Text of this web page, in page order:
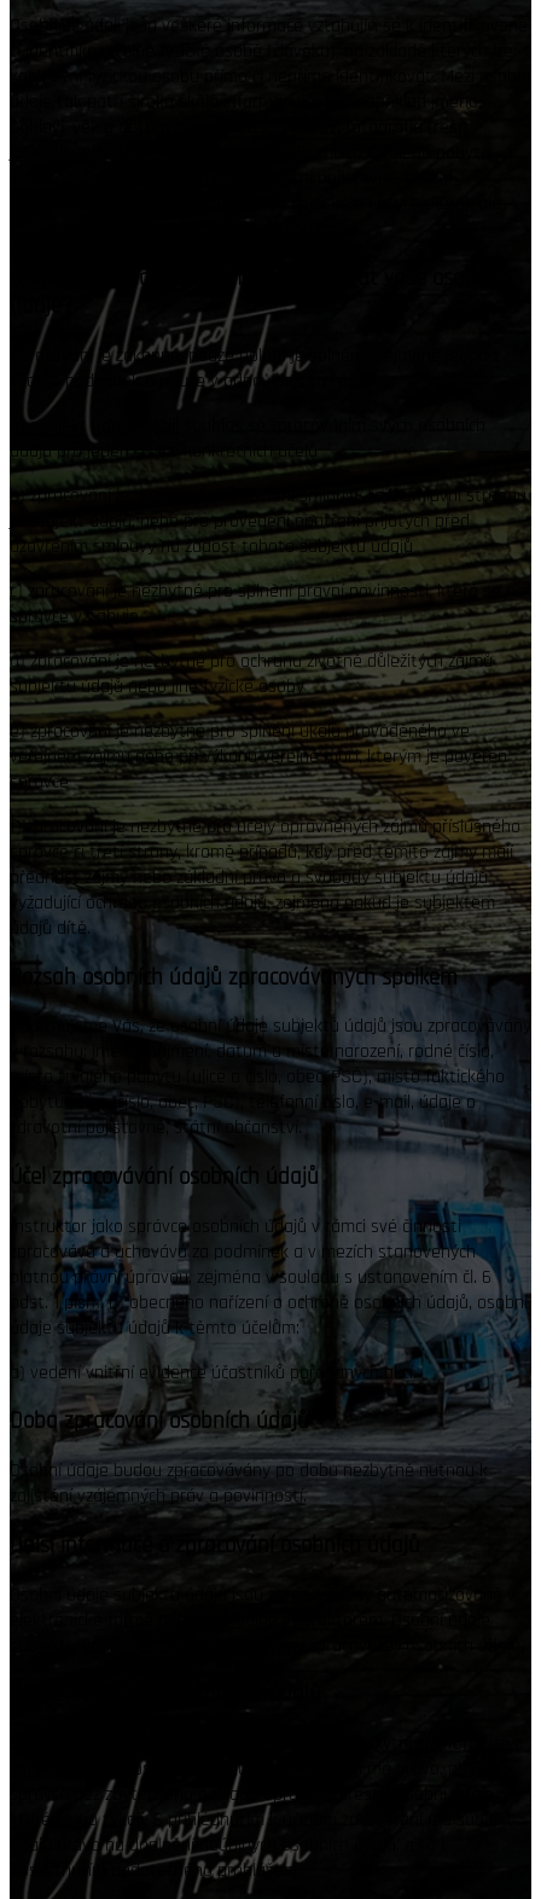
Osobními údaji jsou veškeré informace vztahující se k identifikované
či identifikovatelné fyzické osobě (člověku), na základě kterých lze
konkrétní fyzickou osobu přímo či nepřímo identifikovat. Mezi osobní
údaje tak patří široká škála informací, jako je například jméno,
Na jakém základě můžeme zpracovávat vaše osobní
údaje?
Zpracování je zákonné, pouze pokud je splněna nejméně jedna z
těchto podmínek a pouze v odpovídajícím rozsahu:
a)subjekt údajů udělil souhlas se zpracováním svých osobních
údajů pro jeden či více konkrétních účelů
b)zpracování je nezbytné pro splnění smlouvy, jejíž smluvní stranou
je subjekt údajů, nebo pro provedení opatření přijatých před
uzavřením smlouvy na žádost tohoto subjektu údajů
c)zpracování je nezbytné pro splnění právní povinnosti, která se na
správce vztahuje
d)zpracování je nezbytné pro ochranu životně důležitých zájmů
subjektu údajů nebo jiné fyzické osoby
e)zpracování je nezbytné pro splnění úkolu prováděného ve
veřejném zájmu nebo při výkonu veřejné moci, kterým je pověřen
správce
zpracování je nezbytné pro účely oprávněných zájmů příslušného
správce či třetí strany, kromě případů, kdy před těmito zájmy mají
přednost zájmy nebo základní práva a svobody subjektu údajů
vyžadující ochranu osobních údajů, zejména pokud je subjektem
údajů dítě.
Rozsah osobních údajů zpracovávaných spolkem
Informujeme Vás, že osobní údaje subjektů údajů jsou zpracovávány
v rozsahu: jméno, příjmení, datum a místo narození, rodné číslo,
místo trvalého pobytu (ulice a číslo, obec, PSČ), místo faktického
pobytu (ulice, číslo, obec, PSČ), telefonní číslo, e-mail, údaje o
zdravotní pojišťovně, státní občanství.
Účel zpracovávání osobních údajů
Instruktor jako správce osobních údajů v rámci své činnosti
zpracovává a uchovává za podmínek a v mezích stanovených
platnou právní úpravou, zejména v souladu s ustanovením čl. 6
odst. 1 písm. b) obecného nařízení o ochraně osobních údajů, osobní
údaje subjektu údajů k těmto účelům:
a) vedení vnitřní evidence účastníků pořádaných akcí.
Doba zpracování osobních údajů
Osobní údaje budou zpracovávány po dobu nezbytně nutnou k
zajištění vzájemných práv a povinností.
Další informace o zpracování osobních údajů
Osobní údaje subjektu údajů jsou zpracovávány automatizovaně v
elektronické formě nebo manuálně instruktorem. Osobní údaje
zpracování jeho osobních údajů. Subjekt údajů má právo, aby
správce bez zbytečného odkladu opravil nepřesné osobní údaje,
které se ho týkají. S přihlédnutím k účelům zpracování má subjekt
údajů právo na doplnění neúplných osobních údajů, a to i
poskytnutím dodatečného prohlášení.